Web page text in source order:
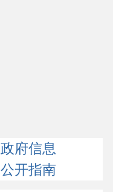
政府信息
公开指南